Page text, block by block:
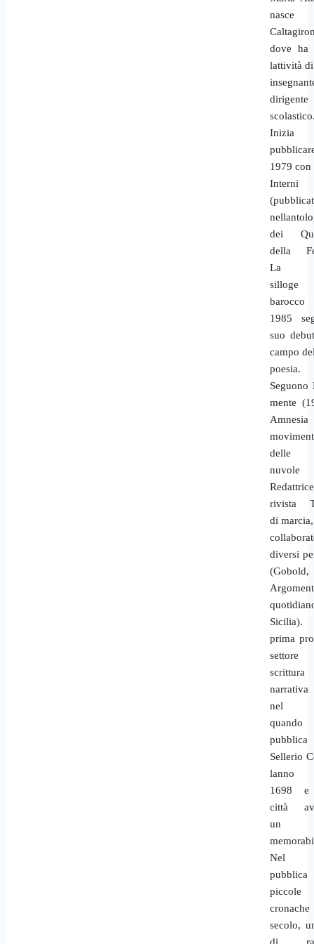
dove ha
lattività di
dirigente
1979 con
Interni
dei
della
La
silloge
barocco
1985
suo
campo
poesia.
Seguono
mente
delle
nuvole
rivista
di
diversi
prima
settore
scrittura
narrativa
nel
quando
Sellerio
lanno
1698 e
città
un
Nel
pubblica
piccole
secolo,
di